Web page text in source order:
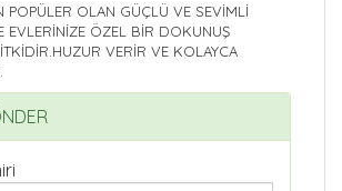
POPÜLER OLAN GÜÇLÜ VE SEVİMLİ
EVLERİNİZE ÖZEL BİR DOKUNUŞ
VERİR VE KOLAYCA